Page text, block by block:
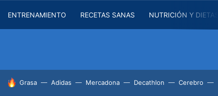
ENTRENAMIENTO RECETAS SANAS NUTRICIÓN Y
HOY SE HABLA DE
Grasa Adidas Mercadona Decathlon Cerebro